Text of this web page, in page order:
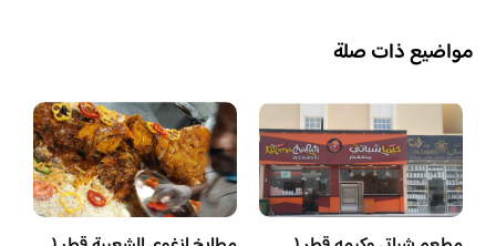
مواضيع ذات صلة